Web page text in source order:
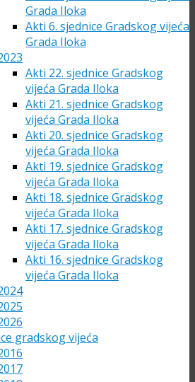
Grada Iloka
Akti 6. sjednice Gradskog vijeća
Grada Iloka
Akti 22. sjednice Gradskog
vijeća Grada Iloka
Akti 21. sjednice Gradskog
vijeća Grada Iloka
Akti 20. sjednice Gradskog
vijeća Grada Iloka
Akti 19. sjednice Gradskog
vijeća Grada Iloka
Akti 18. sjednice Gradskog
vijeća Grada Iloka
Akti 17. sjednice Gradskog
vijeća Grada Iloka
Akti 16. sjednice Gradskog
vijeća Grada Iloka
gradskog vijeća